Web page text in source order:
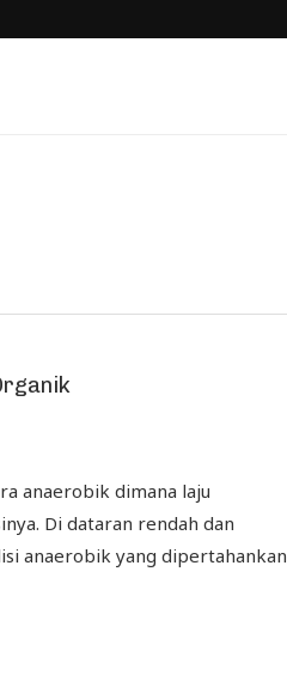
anaerobik dimana laju
Di dataran rendah dan
anaerobik yang dipertahankan